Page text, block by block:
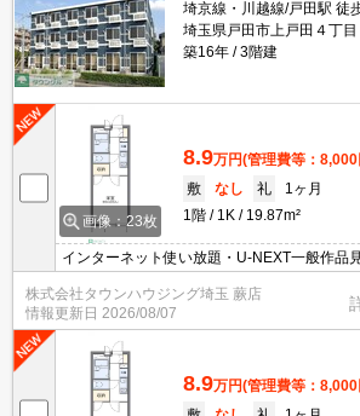
埼京線・川越線/戸田駅 徒
埼玉県戸田市上戸田４丁目
築16年
3階建
画像：23枚
8.9万円(管理費等：8,000
敷
なし 礼
1ヶ月
1階
1K 19.87m²
インターネット使い放題・U-NEXT一般作品
株式会社タウンハウジング埼玉 蕨店
情報更新日 2026/08/07
8.9万円(管理費等：8,000